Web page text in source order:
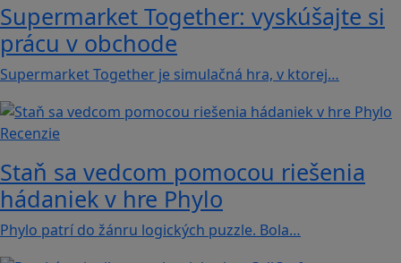
Supermarket Together: vyskúšajte si
prácu v obchode
Supermarket Together je simulačná hra, v ktorej…
Recenzie
Staň sa vedcom pomocou riešenia
hádaniek v hre Phylo
Phylo patrí do žánru logických puzzle. Bola…